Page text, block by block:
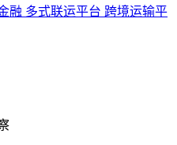
融 多式联运平台 跨境运输平